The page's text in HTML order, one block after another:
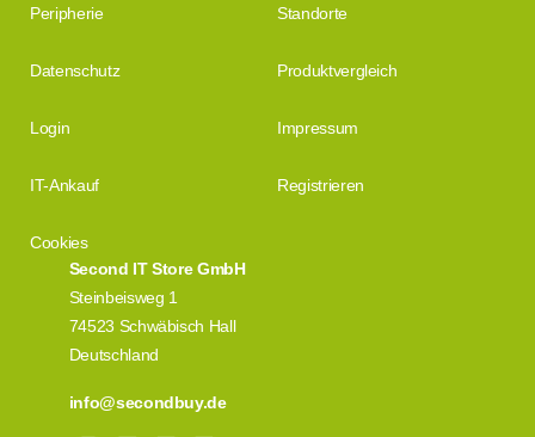
Second IT Store GmbH
Steinbeisweg 1
74523 Schwäbisch Hall
Deutschland
info@secondbuy.de
Peripherie Standorte
Datenschutz Produktvergleich
Login Impressum
IT-Ankauf Registrieren
Cookies